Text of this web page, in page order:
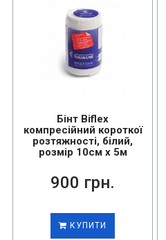
Бінт Biflex
компресійний короткої
розтяжності, білий,
розмір 10см х 5м
900 грн.
КУПИТИ